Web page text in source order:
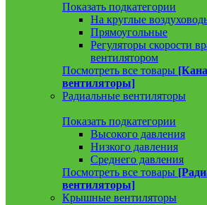
Показать подкатегории
На круглые
Прямоугольные
Регуляторы скорости
вентилятором
Посмотреть все товары
вентиляторы]
Радиальные вентиляторы
Показать подкатегории
Высокого давления
Низкого давления
Среднего давления
Посмотреть все товары
вентиляторы]
Крышные вентиляторы